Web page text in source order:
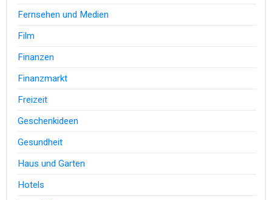
Fernsehen und Medien
Film
Finanzen
Finanzmarkt
Freizeit
Geschenkideen
Gesundheit
Haus und Garten
Hotels